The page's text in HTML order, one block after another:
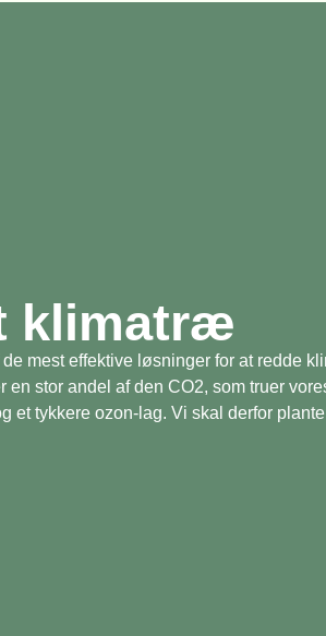
klimatræ
mest effektive løsninger for at redde
stor andel af den CO2, som truer
et tykkere ozon-lag. Vi skal derfor